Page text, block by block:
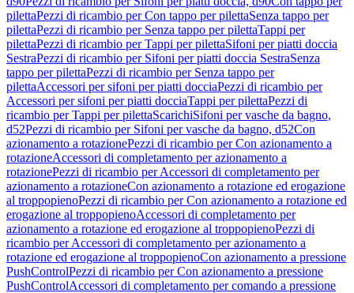
pilettaPezzi di ricambio per Con tappo per pilettaSenza tappo per
pilettaPezzi di ricambio per Senza tappo per pilettaTappi per
pilettaPezzi di ricambio per Tappi per pilettaSifoni per piatti doccia
SestraPezzi di ricambio per Sifoni per piatti doccia SestraSenza
tappo per pilettaPezzi di ricambio per Senza tappo per
pilettaAccessori per sifoni per piatti docciaPezzi di ricambio per
Accessori per sifoni per piatti docciaTappi per pilettaPezzi di
ricambio per Tappi per pilettaScarichiSifoni per vasche da bagno,
d52Pezzi di ricambio per Sifoni per vasche da bagno, d52Con
azionamento a rotazionePezzi di ricambio per Con azionamento a
rotazioneAccessori di completamento per azionamento a
rotazionePezzi di ricambio per Accessori di completamento per
azionamento a rotazioneCon azionamento a rotazione ed erogazione
al troppopienoPezzi di ricambio per Con azionamento a rotazione ed
erogazione al troppopienoAccessori di completamento per
azionamento a rotazione ed erogazione al troppopienoPezzi di
ricambio per Accessori di completamento per azionamento a
rotazione ed erogazione al troppopienoCon azionamento a pressione
PushControlPezzi di ricambio per Con azionamento a pressione
PushControlAccessori di completamento per comando a pressione